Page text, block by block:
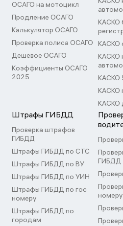
ОСАГО на мотоцикл
Продление ОСАГО
Калькулятор ОСАГО
Проверка полиса ОСАГО
Дешевое ОСАГО
Коэффициенты ОСАГО
2025
КАСКО
КАСКО
КАСКО
КАСКО
КАСКО
КАСКО
Штрафы ГИБДД
Проверка штрафов
ГИБДД
Штрафы ГИБДД по СТС
Штрафы ГИБДД по ВУ
Штрафы ГИБДД по УИН
Штрафы ГИБДД по гос
номеру
Штрафы ГИБДД по
городам
ГИБДД
номеру